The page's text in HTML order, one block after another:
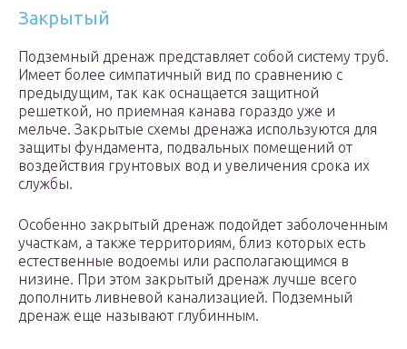
Закрытый
Подземный дренаж представляет собой систему труб.
Имеет более симпатичный вид по сравнению с
предыдущим, так как оснащается защитной
решеткой, но приемная канава гораздо уже и
мельче. Закрытые схемы дренажа используются для
защиты фундамента, подвальных помещений от
воздействия грунтовых вод и увеличения срока их
службы.
Особенно закрытый дренаж подойдет заболоченным
участкам, а также территориям, близ которых есть
естественные водоемы или располагающимся в
низине. При этом закрытый дренаж лучше всего
дополнить ливневой канализацией. Подземный
дренаж еще называют глубинным.